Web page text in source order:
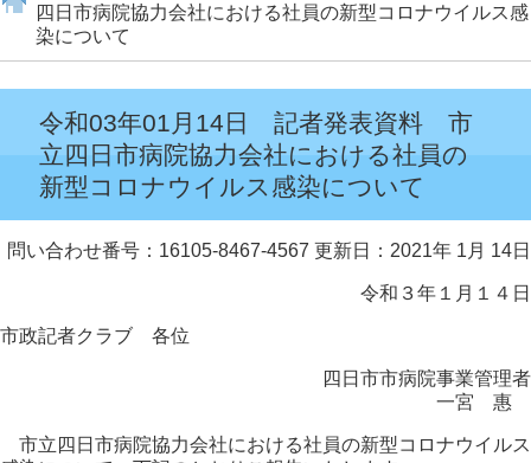
四日市病院協力会社における社員の新型コロナウイルス感
染について
令和03年01月14日 記者発表資料 市
立四日市病院協力会社における社員の
新型コロナウイルス感染について
問い合わせ番号：16105-8467-4567 更新日：2021年 1月 14日
令和３年１月１４日
市政記者クラブ 各位
四日市市病院事業管理者
一宮 惠
市立四日市病院協力会社における社員の新型コロナウイルス